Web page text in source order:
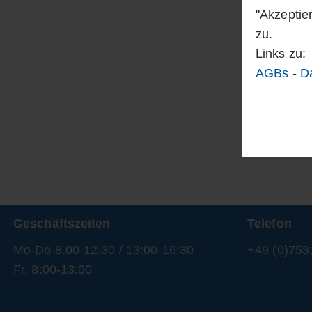
zu.
Links zu:
AGBs -
Geschäftszeiten
Mo-Do 8.00-12.30 / 13:00-16:30
Fr. 8:00-13:00
Telefon
+49